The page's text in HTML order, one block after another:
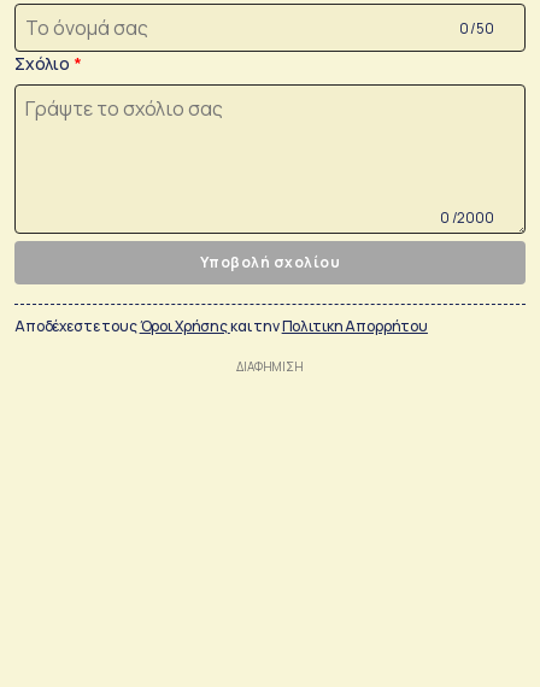
0 /50
Σχόλιο
0 /2000
Υποβολή σχολίου
Αποδέχεστε τουςΌροι Χρήσηςκαι τηνΠολιτικη Απορρήτου